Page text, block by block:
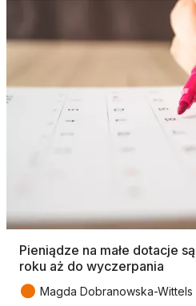
Pieniądze na małe dotacje
roku aż do wyczerpania
● Magda Dobranowska-Wittels